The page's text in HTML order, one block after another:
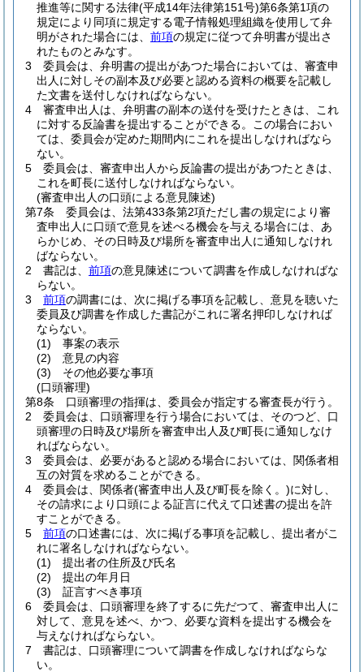
推進等に関する法律(平成14年法律第151号)第6条第1項の
規定により同項に規定する電子情報処理組織を使用して弁
明がされた場合には、 前項の規定に従つて弁明書が提出さ
れたものとみなす。
3
委員会は、弁明書の提出があつた場合においては、審査申
出人に対しその副本及び必要と認める資料の概要を記載し
た文書を送付しなければならない。
4
審査申出人は、弁明書の副本の送付を受けたときは、これ
に対する反論書を提出することができる。
この場合におい
ては、委員会が定めた期間内にこれを提出しなければなら
ない。
5
委員会は、審査申出人から反論書の提出があつたときは、
これを町長に送付しなければならない。
(審査申出人の口頭による意見陳述)
第7条
委員会は、法第433条第2項ただし書の規定により審
査申出人に口頭で意見を述べる機会を与える場合には、あ
らかじめ、その日時及び場所を審査申出人に通知しなけれ
ばならない。
2
書記は、 前項の意見陳述について調書を作成しなければな
らない。
3
前項の調書には、次に掲げる事項を記載し、意見を聴いた
委員及び調書を作成した書記がこれに署名押印しなければ
ならない。
(1)
事案の表示
(2)
意見の内容
(3)
その他必要な事項
(口頭審理)
第8条
口頭審理の指揮は、委員会が指定する審査長が行う。
2
委員会は、口頭審理を行う場合においては、そのつど、口
頭審理の日時及び場所を審査申出人及び町長に通知しなけ
ればならない。
3
委員会は、必要があると認める場合においては、関係者相
互の対質を求めることができる。
4
委員会は、関係者(審査申出人及び町長を除く。)に対し、
その請求により口頭による証言に代えて口述書の提出を許
すことができる。
5
前項の口述書には、次に掲げる事項を記載し、提出者がこ
れに署名しなければならない。
(1)
提出者の住所及び氏名
(2)
提出の年月日
(3)
証言すべき事項
6
委員会は、口頭審理を終了するに先だつて、審査申出人に
対して、意見を述べ、かつ、必要な資料を提出する機会を
与えなければならない。
7
書記は、口頭審理について調書を作成しなければならな
い。